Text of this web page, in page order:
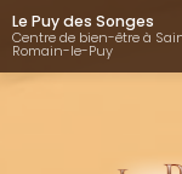
Aller
au
contenu
principal
Le Puy des Songes
Centre de bien-être à Saint-
Romain-le-Puy